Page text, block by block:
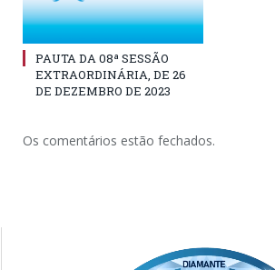
PAUTA DA 08ª SESSÃO
EXTRAORDINÁRIA, DE 26
DE DEZEMBRO DE 2023
Os comentários estão fechados.